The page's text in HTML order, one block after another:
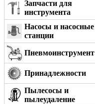
Запчасти для
инструмента
Насосы и насосные
станции
Пневмоинструмент
Принадлежности
Пылесосы и
пылеудаление